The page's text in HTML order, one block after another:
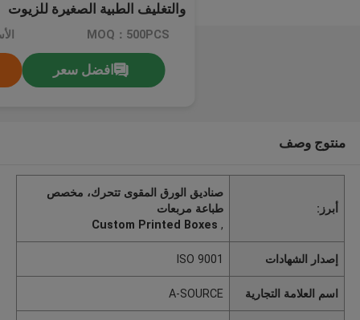
والتغليف الطبية الصغيرة للزيوت
MOQ：500PCS
افضل سعر
منتوج وصف
أبرز:
صناديق الورق المقوى تتحرك، مخصص
طباعة مربعات
,
Custom Printed Boxes
إصدار الشهادات ISO 9001
اسم العلامة التجارية A-SOURCE